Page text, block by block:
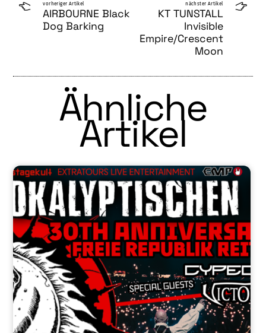
vorheriger Artikel
AIRBOURNE Black
Dog Barking
nächster Artikel
KT TUNSTALL
Invisible
Empire/Crescent
Moon
Ähnliche
Artikel